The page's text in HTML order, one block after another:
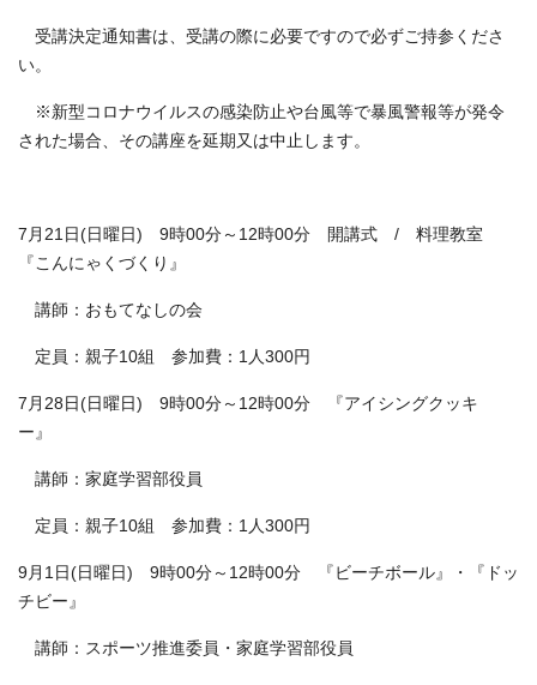
受講決定通知書は、受講の際に必要ですので必ずご持参くださ
い。
※新型コロナウイルスの感染防止や台風等で暴風警報等が発令
された場合、その講座を延期又は中止します。
7月21日(日曜日) 9時00分～12時00分 開講式 / 料理教室
『こんにゃくづくり』
講師：おもてなしの会
定員：親子10組 参加費：1人300円
7月28日(日曜日) 9時00分～12時00分 『アイシングクッキ
ー』
講師：家庭学習部役員
定員：親子10組 参加費：1人300円
9月1日(日曜日) 9時00分～12時00分 『ビーチボール』・『ドッ
チビー』
講師：スポーツ推進委員・家庭学習部役員